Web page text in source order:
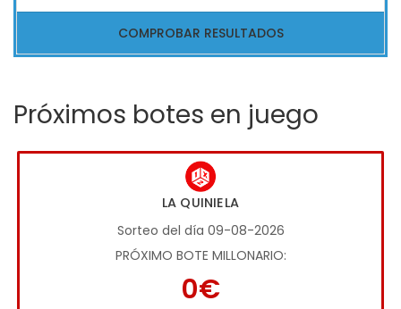
COMPROBAR RESULTADOS
Próximos botes en juego
LA QUINIELA
Sorteo del día 09-08-2026
PRÓXIMO BOTE MILLONARIO:
0€